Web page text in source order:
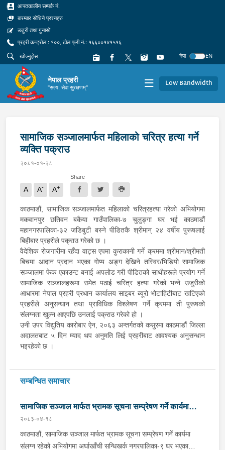
आपतकालीन सम्पर्क नं.
बारम्बार सोधिने प्रश्नहरु
उजुरी तथा गुनासो
प्रहरी कन्ट्रोल : १००, टोल फ्री नं.: १६६००१४१५१६
नेपा
EN
नेपाल प्रहरी
"सत्य, सेवा सुरक्षणम्" Low Bandwidth
सामाजिक सञ्जालमार्फत महिलाको चरित्र हत्या गर्ने
व्यक्ति पक्राउ
२०८१-०१-२८
A A- A+
Share
काठमाडौं, सामाजिक सञ्जालमार्फत महिलाको चरित्रहत्या गरेको अभियोगमा
मकवानपुर छतिवन बकैया गाउँपालिका-७ चुलुङ्गा घर भई काठमाडौं
महानगरपालिका-३२ जडिबुटी बस्ने पीडितकै श्रीमान् २४ वर्षीय पुरूषलाई
बिहीबार प्रहरीले पक्राउ गरेको छ ।
वैदेशिक रोजगारीमा रहँदा वाट्स एपमा कुराकानी गर्ने क्रममा श्रीमान/श्रीमती
बिचमा आदान प्रदान भएका गोप्य अङ्ग देखिने तस्विर/भिडियो सामाजिक
सञ्जालमा फेक एकाउन्ट बनाई अपलोड गरी पीडितको साथीहरूले प्रयोग गर्ने
सामाजिक सञ्जालहरूमा समेत पठाई चरित्र हत्या गरेको भन्ने उजुरीको
आधारमा नेपाल प्रहरी प्रधान कार्यालय साइबर ब्यूरो भोटाहिटीबाट खटिएको
प्रहरीले अनुसन्धान तथा प्राविधिक विश्लेषण गर्ने क्रममा ती पुरूषको
संलग्नता खुल्न आएपछि उनलाई पक्राउ गरेको हो ।
उनी उपर विद्युतिय कारोबार ऐन, २०६३ अन्तर्गतको कसुरमा काठमाडौं जिल्ला
अदालतबाट ५ दिन म्याद थप अनुमति लिई प्रहरीबाट आवश्यक अनुसन्धान
भइरहेको छ ।
सम्बन्धित समाचार
सामाजिक सञ्जाल मार्फत भ्रामक सूचना सम्प्रेषण गर्ने कार्यमा
संलग्न व्यक्ति पक्राउ
२०८३-०४-१८
काठमाडौं, सामाजिक सञ्जाल मार्फत भ्रामक सूचना सम्प्रेषण गर्ने कार्यमा
संलग्न रहेको अभियोगमा अर्घाखाँची सन्धिखर्क नगरपालिका-९ घर भएका